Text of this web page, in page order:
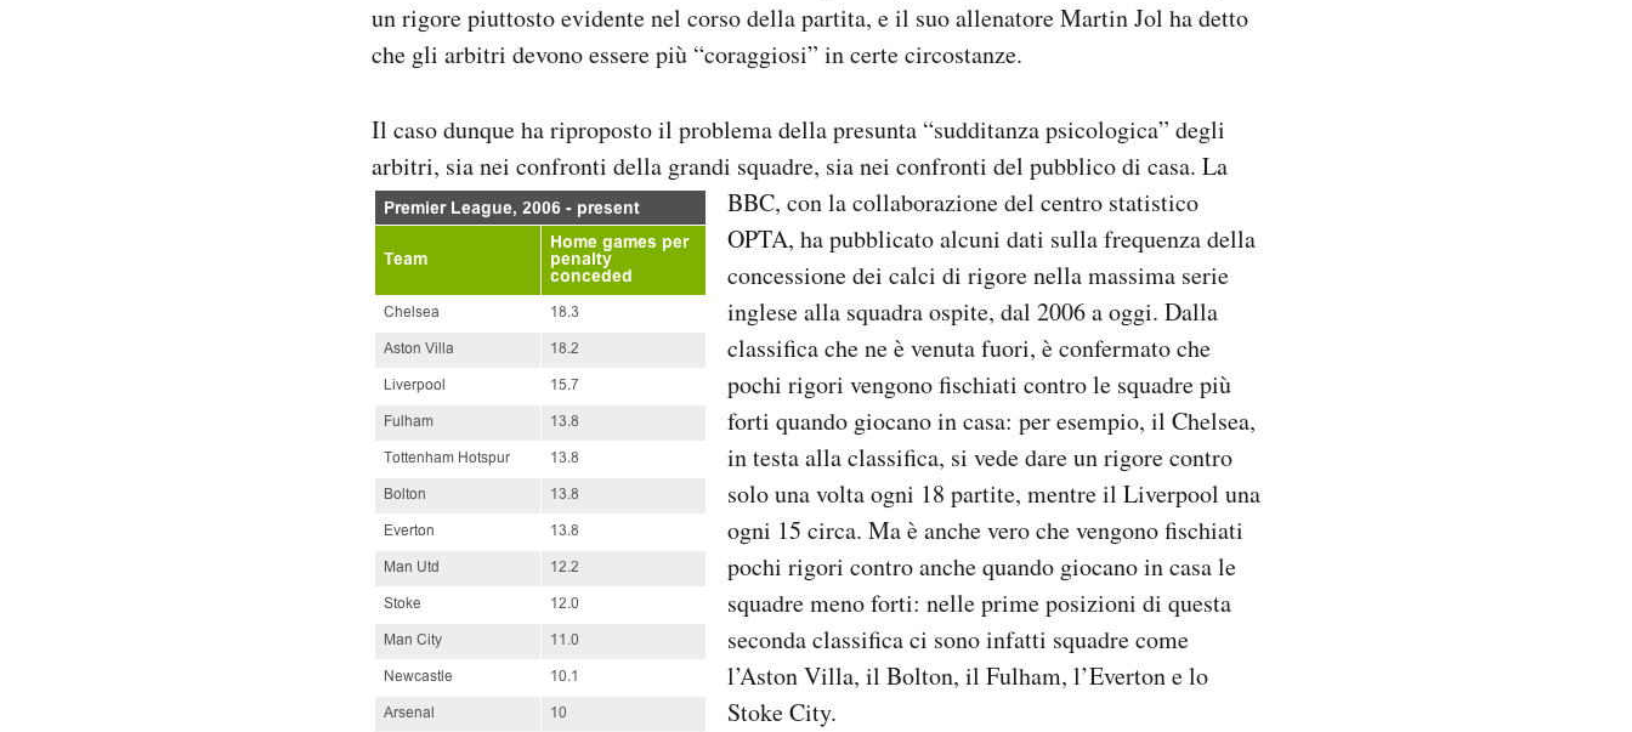
un rigore piuttosto evidente nel corso della partita, e il suo allenatore Martin Jol ha detto
che gli arbitri devono essere più “coraggiosi” in certe circostanze.
Il caso dunque ha riproposto il problema della presunta “sudditanza psicologica” degli
arbitri, sia nei confronti della grandi squadre, sia nei confronti del pubblico di casa. La
BBC, con la collaborazione del centro statistico
OPTA, ha pubblicato alcuni dati sulla frequenza della
concessione dei calci di rigore nella massima serie
inglese alla squadra ospite, dal 2006 a oggi. Dalla
classifica che ne è venuta fuori, è confermato che
pochi rigori vengono fischiati contro le squadre più
forti quando giocano in casa: per esempio, il Chelsea,
in testa alla classifica, si vede dare un rigore contro
solo una volta ogni 18 partite, mentre il Liverpool una
ogni 15 circa. Ma è anche vero che vengono fischiati
pochi rigori contro anche quando giocano in casa le
squadre meno forti: nelle prime posizioni di questa
seconda classifica ci sono infatti squadre come
l’Aston Villa, il Bolton, il Fulham, l’Everton e lo
Stoke City.